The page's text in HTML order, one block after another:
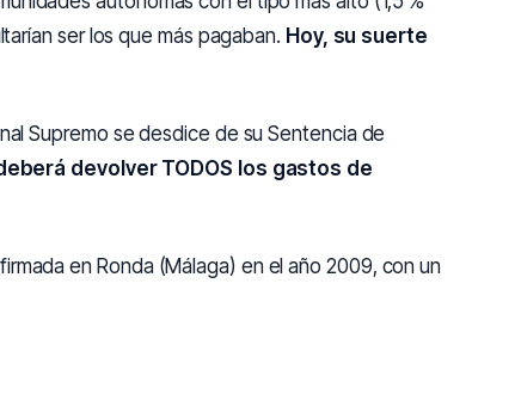
ser los que más pagaban. Hoy, su suerte
Supremo se desdice de su Sentencia de
devolver TODOS los gastos de
en Ronda (Málaga) en el año 2009, con un